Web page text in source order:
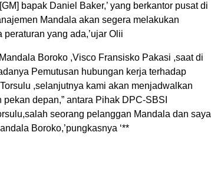
bapak Daniel Baker,’ yang berkantor pusat di
Mandala akan segera melakukan
yang ada,’ujar Olii
Boroko ,Visco Fransisko Pakasi ,saat di
Pemutusan hubungan kerja terhadap
,selanjutnya kami akan menjadwalkan
depan,” antara Pihak DPC-SBSI
seorang pelanggan Mandala dan saya
Boroko,’pungkasnya ‘**